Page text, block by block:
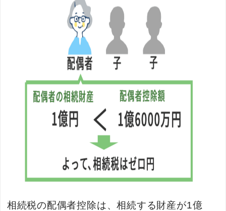
相続税の配偶者控除は、相続する財産が1億